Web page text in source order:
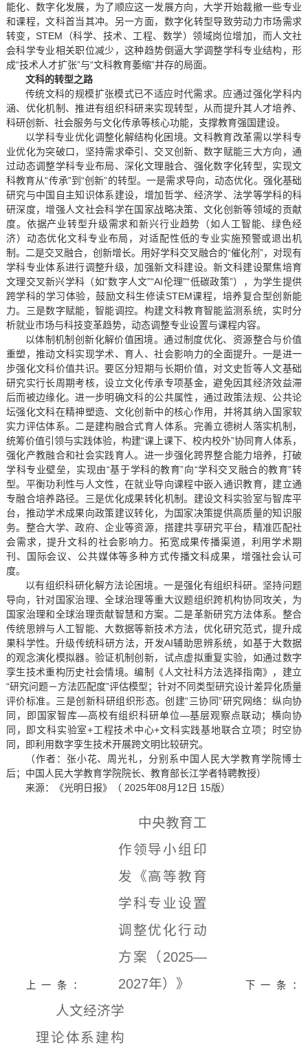
能化、数字化发展，为了顺应这一发展方向，大学开始裁撤一些专业
和课程，文科首当其冲。另一方面，数字化转型导致劳动力市场需求
转变，STEM（科学、技术、工程、数学）领域岗位增加，而人文社
会科学专业相关职位减少，这种趋势倒逼大学调整学科专业结构，形
成“技术人才扩张”与“文科教育萎缩”并存的局面。
文科的转型之路
传统文科的规模扩张模式已不适应时代需求。应通过强化学科内
涵、优化机制、推进有组织科研来实现转型，从而提升其人才培养、
科研创新、社会服务与文化传承等核心功能，支撑教育强国建设。
以学科专业优化调整化解结构化困境。文科教育改革需以学科专
业优化为突破口，坚持需求牵引、交叉创新、数字赋能三大方向，通
过动态调整学科专业布局、深化文理融合、强化数字化转型，实现文
科教育从“传承”到“创新”的转型。一是需求导向，动态优化。强化基础
研究与中国自主知识体系建设，增加哲学、经济学、法学等学科的科
研深度，增强人文社会科学在国家战略决策、文化创新等领域的贡献
度。依据产业转型升级需求和新兴行业趋势（如人工智能、绿色经
济）动态优化文科专业布局，对适配性低的专业实施预警或退出机
制。二是交叉融合，创新增长。用好学科交叉融合的“催化剂”，对现有
学科专业体系进行调整升级，加强新文科建设。新文科建设聚焦培育
文理交叉新兴学科（如“数字人文”“AI伦理”“低碳政策”），为学生提供
跨学科的学习体验，鼓励文科生修读STEM课程，培养复合型创新能
力。三是数字赋能，智能调控。构建文科教育智能监测系统，实时分
析就业市场与科技变革趋势，动态调整专业设置与课程内容。
以体制机制创新化解价值困境。通过制度优化、资源整合与价值
重塑，推动文科实现学术、育人、社会影响力的全面提升。一是进一
步强化文科价值共识。要区分短期与长期价值，对文史哲等人文基础
研究实行长周期考核，设立文化传承专项基金，避免因其经济效益滞
后而被边缘化。进一步明确文科的公共属性，通过政策法规、公共论
坛强化文科在精神塑造、文化创新中的核心作用，并将其纳入国家软
实力评估体系。二是建构融合式育人体系。完善立德树人落实机制，
统筹价值引领与实践体验，构建“课上课下、校内校外”协同育人体系，
强化产教融合和社会实践育人。进一步强化跨界整合能力培养，打破
学科专业壁垒，实现由“基于学科的教育”向“学科交叉融合的教育”转
型。平衡功利性与人文性，在就业导向课程中嵌入通识教育，建立通
专融合培养路径。三是优化成果转化机制。建设文科实验室与智库平
台，推动学术成果向政策建议转化，为国家决策提供高质量的知识服
务。整合大学、政府、企业等资源，搭建共享研究平台，精准匹配社
会需求，提升文科的社会影响力。拓宽成果传播渠道，利用学术期
刊、国际会议、公共媒体等多种方式传播文科成果，增强社会认可
度。
以有组织科研化解方法论困境。一是强化有组织科研。坚持问题
导向，针对国家治理、全球治理等重大议题组织跨机构协同攻关，为
国家治理和全球治理贡献智慧和方案。二是革新研究方法体系。整合
传统思辨与人工智能、大数据等新技术方法，优化研究范式，提升成
果科学性。升级传统科研方法，开发AI辅助思辨系统，如基于大数据
的观念演化模拟器。验证机制创新，试点虚拟重复实验，如通过数字
孪生技术重构历史社会情境。编制《人文社科方法选择指南》，建立
“研究问题－方法匹配度”评估模型；针对不同类型研究设计差异化质量
评价标准。三是创新科研组织形态。创建“三协同”研究网络：纵向协
同，即国家智库—高校有组织科研单位—基层观察点联动；横向协
同，即文科实验室+工程技术中心+文科实践基地联合立项；时空协
同，即利用数字孪生技术开展跨文明比较研究。
（作者：张小花、周光礼，分别系中国人民大学教育学院博士
后；中国人民大学教育学院院长、教育部长江学者特聘教授）
来源：《光明日报》（ 2025年08月12日 15版）
上一条：
中央教育工
作领导小组印
发《高等教育
学科专业设置
调整优化行动
方案（2025—
2027年）》
下一条：
人文经济学
理论体系建构